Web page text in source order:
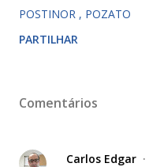
POSTINOR
POZATO
PARTILHAR
Comentários
Carlos Edgar